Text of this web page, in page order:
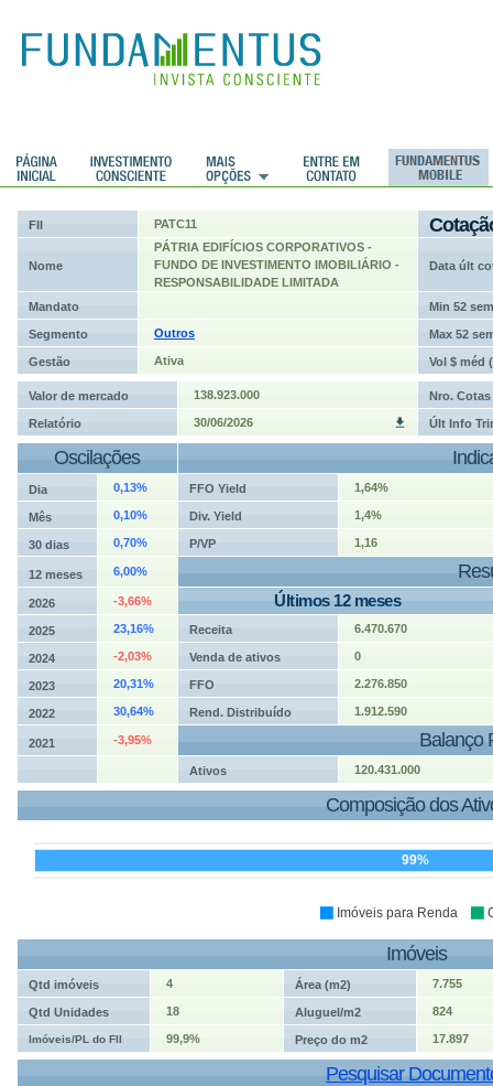
FII PATC11
Nome
PÁTRIA EDIFÍCIOS CORPORATIVOS -
FUNDO DE INVESTIMENTO IMOBILIÁRIO -
RESPONSABILIDADE LIMITADA
Data últ
Mandato Min 52 sem
Segmento Outros Max 52
Gestão Ativa Vol $ méd
Valor de mercado 138.923.000 Nro. Cotas
Relatório 30/06/2026 Últ Info
Oscilações
Dia 0,13% FFO Yield 1,64%
Mês 0,10% Div. Yield 1,4%
30 dias 0,70% P/VP 1,16
12 meses 6,00%
2026 -3,66% Últimos 12 meses
2025 23,16% Receita 6.470.670
2024 -2,03% Venda de ativos 0
2023 20,31% FFO 2.276.850
2022 30,64% Rend. Distribuído 1.912.590
2021 -3,95% Balanço
Ativos 120.431.000
Composição dos
99%
Imóveis para Renda
Imóveis
Qtd imóveis 4 Área (m2) 7.755
Qtd Unidades 18 Aluguel/m2 824
Imóveis/PL do FII 99,9% Preço do m2 17.897
Pesquisar